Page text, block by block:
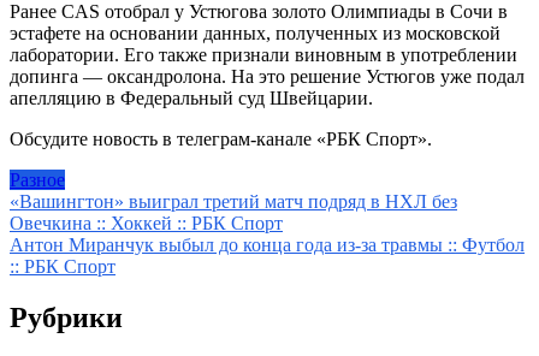
Ранее CAS отобрал у Устюгова золото Олимпиады в Сочи в
эстафете на основании данных, полученных из московской
лаборатории. Его также признали виновным в употреблении
допинга — оксандролона. На это решение Устюгов уже подал
апелляцию в Федеральный суд Швейцарии.
Обсудите новость в телеграм-канале «РБК Спорт».
Разное
Навигация
по
записям
«Вашингтон» выиграл третий матч подряд в НХЛ без
Овечкина :: Хоккей :: РБК Спорт
Антон Миранчук выбыл до конца года из-за травмы :: Футбол
:: РБК Спорт
Рубрики